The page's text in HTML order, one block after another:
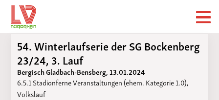
54. Winterlaufserie der SG Bockenberg
23/24, 3. Lauf
Bergisch Gladbach-Bensberg, 13.01.2024
6.5.1 Stadionferne Veranstaltungen (ehem. Kategorie 1.0),
Volkslauf